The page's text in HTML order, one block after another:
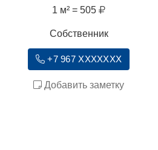
1 м² = 505
Собственник
+7 967 XXXXXXX
Добавить заметку